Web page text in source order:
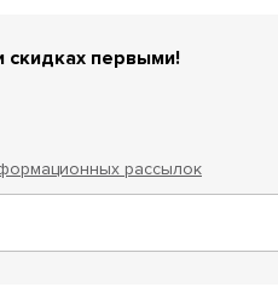
скидках первыми!
рассылок